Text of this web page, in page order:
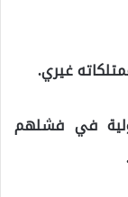
غيري.
في فشلهم